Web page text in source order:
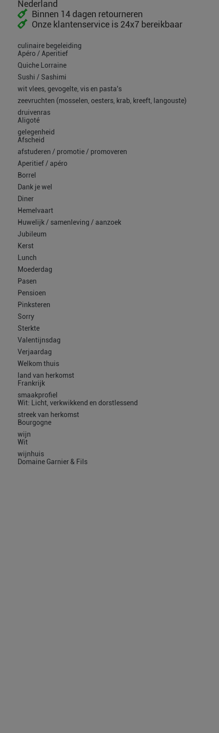
Nederland
Binnen 14 dagen retourneren
Onze klantenservice is 24x7 bereikbaar
culinaire begeleiding
Apéro / Aperitief
Quiche Lorraine
Sushi / Sashimi
wit vlees, gevogelte, vis en pasta's
zeevruchten (mosselen, oesters, krab, kreeft, langouste)
druivenras
Aligoté
gelegenheid
Afscheid
afstuderen / promotie / promoveren
Aperitief / apéro
Borrel
Dank je wel
Diner
Hemelvaart
Huwelijk / samenleving / aanzoek
Jubileum
Kerst
Lunch
Moederdag
Pasen
Pensioen
Pinksteren
Sorry
Sterkte
Valentijnsdag
Verjaardag
Welkom thuis
land van herkomst
Frankrijk
smaakprofiel
Wit: Licht, verkwikkend en dorstlessend
streek van herkomst
Bourgogne
wijn
Wit
wijnhuis
Domaine Garnier & Fils